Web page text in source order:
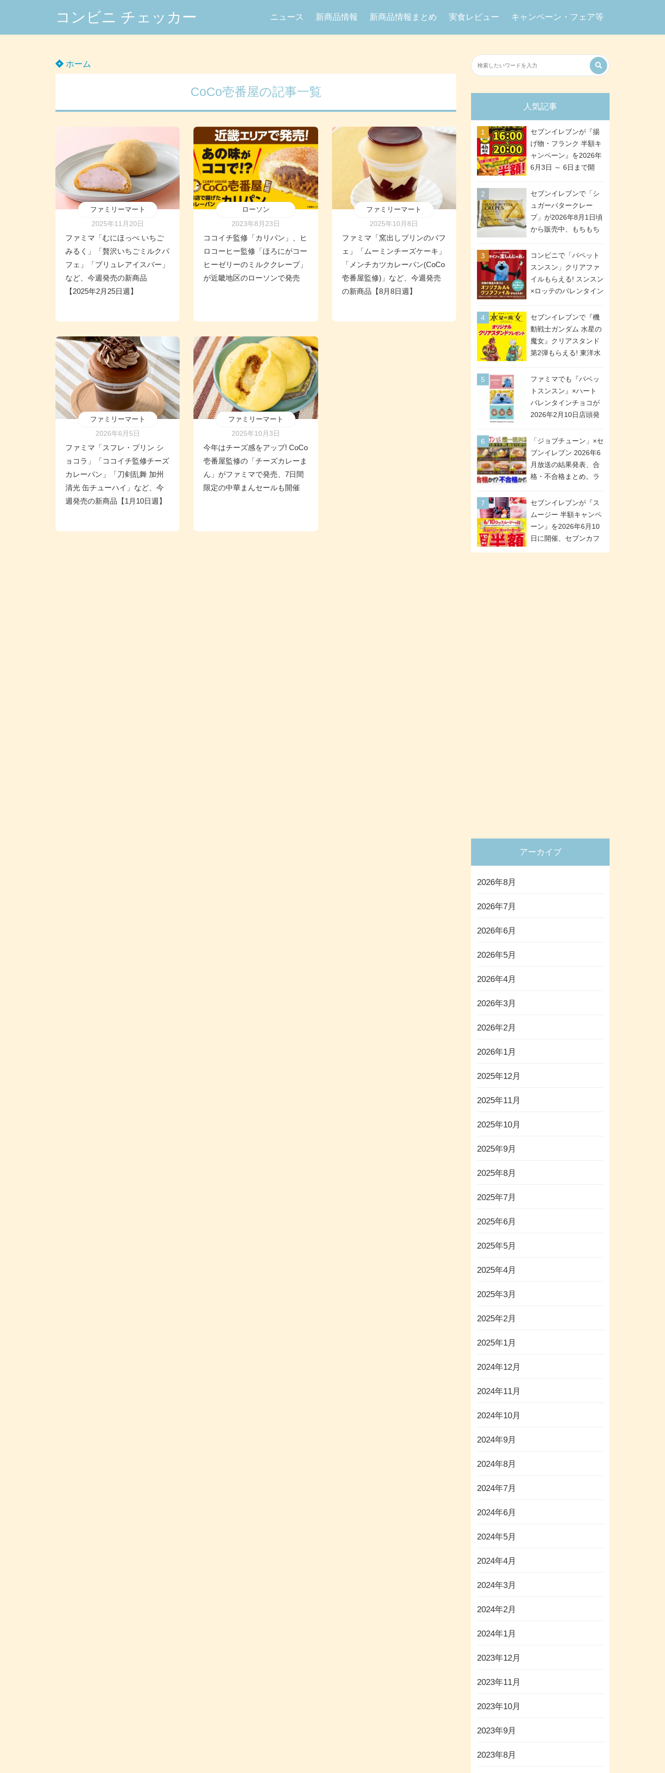
コンビニ チェッカー ニュース 新商品情報 新商品情報まとめ 実食レビュー キャンペーン・フェア等
ホーム
CoCo壱番屋の記事一覧
ファミリーマート
2025年11月20日
ファミマ「むにほっぺ いちご
みるく」「贅沢いちごミルクパ
フェ」「ブリュレアイスバー」
など、今週発売の新商品
【2025年2月25日週】
ローソン
2023年8月23日
ココイチ監修「カリパン」、ヒ
ロコーヒー監修「ほろにがコー
ヒーゼリーのミルククレープ」
が近畿地区のローソンで発売
ファミリーマート
2025年10月8日
ファミマ「窯出しプリンのパフ
ェ」「ムーミンチーズケーキ」
「メンチカツカレーパン(CoCo
壱番屋監修)」など、今週発売
の新商品【8月8日週】
ファミリーマート
2026年6月5日
ファミマ「スフレ・プリン シ
ョコラ」「ココイチ監修チーズ
カレーパン」「刀剣乱舞 加州
清光 缶チューハイ」など、今
週発売の新商品【1月10日週】
ファミリーマート
2025年10月3日
今年はチーズ感をアップ! CoCo
壱番屋監修の「チーズカレーま
ん」がファミマで発売、7日間
限定の中華まんセールも開催
人気記事
セブンイレブンが『揚
げ物・フランク 半額キ
ャンペーン』を2026年
6月3日 ～ 6日まで開
などが「揚げ物スーパ
ーセール」でお得に! 各
日16:00 ～ 20:00の4時
間限定で実施。ななチ
メリカンドッグが税抜
セブンイレブンで「シ
ュガーバタークレー
プ」が2026年8月1日頃
から販売中、もちもち
シュガー＆バターをレ
ンジアップで手軽に楽
しめる冷凍食品。2個入
り
コンビニで「パペット
スンスン」クリアファ
イルもらえる! スンスン
×ロッテのバレンタイン
スタート。セブン、フ
ァミマ、ローソンの3社
で異なるデザイン＆対
象商品
セブンイレブンで『機
動戦士ガンダム 水星の
魔女』クリアスタンド
第2弾もらえる! 東洋水
ペーンが2026年5月26
日スタート。浴衣＆た
ぬき・キツネ姿のスレ
ッタ / ミオリネ / グエ
号・5号) / シャディク
が全6種のクリアスタン
ドになって登場!
ファミマでも『パペッ
トスンスン』×ハート
バレンタインチョコが
2026年2月10日店頭発
チョコ」「チョコ缶」
「ツインギフト」が登
場
「ジョブチューン」×セ
ブンイレブン 2026年6
月放送の結果発表、合
格・不合格まとめ。ラ
合格「金のハンバー
グ」。満場一致合格数
は6商品、合格数は2商
品。TVerでの見逃し配
セブンイレブンが『ス
ムージー 半額キャンペ
ーン』を2026年6月10
日に開催、セブンカフ
アーカイブ
2026年8月
2026年7月
2026年6月
2026年5月
2026年4月
2026年3月
2026年2月
2026年1月
2025年12月
2025年11月
2025年10月
2025年9月
2025年8月
2025年7月
2025年6月
2025年5月
2025年4月
2025年3月
2025年2月
2025年1月
2024年12月
2024年11月
2024年10月
2024年9月
2024年8月
2024年7月
2024年6月
2024年5月
2024年4月
2024年3月
2024年2月
2024年1月
2023年12月
2023年11月
2023年10月
2023年9月
2023年8月